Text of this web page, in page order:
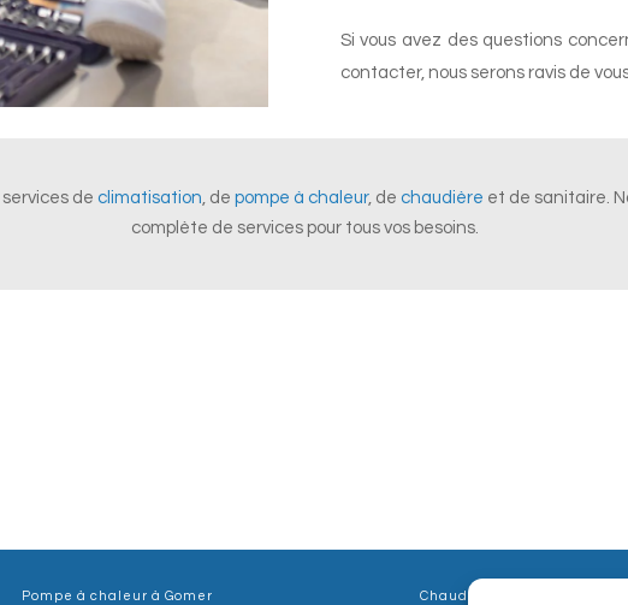
Si vous avez des questions
contacter, nous serons ravis de
de climatisation, de pompe à chaleur, de chaudière et de sanitaire.
complète de services pour tous vos besoins.
Pompe à chaleur à Gomer Chaudière à Gomer